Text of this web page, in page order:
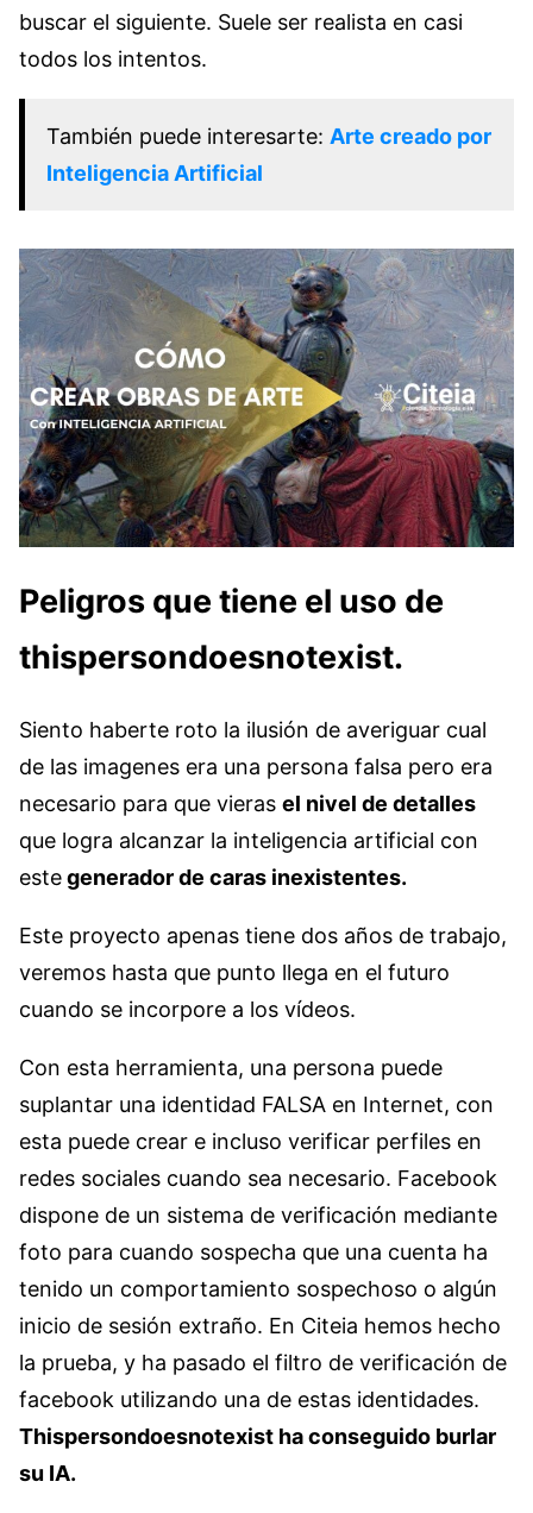
buscar el siguiente. Suele ser realista en casi
todos los intentos.
También puede interesarte: Arte creado por
Inteligencia Artificial
Peligros que tiene el uso de
thispersondoesnotexist.
Siento haberte roto la ilusión de averiguar cual
de las imagenes era una persona falsa pero era
necesario para que vieras el nivel de detalles
que logra alcanzar la inteligencia artificial con
estegenerador de caras inexistentes.
Este proyecto apenas tiene dos años de trabajo,
veremos hasta que punto llega en el futuro
cuando se incorpore a los vídeos.
Con esta herramienta, una persona puede
suplantar una identidad FALSA en Internet, con
esta puede crear e incluso verificar perfiles en
redes sociales cuando sea necesario. Facebook
dispone de un sistema de verificación mediante
foto para cuando sospecha que una cuenta ha
tenido un comportamiento sospechoso o algún
inicio de sesión extraño. En Citeia hemos hecho
la prueba, y ha pasado el filtro de verificación de
facebook utilizando una de estas identidades.
Thispersondoesnotexist ha conseguido burlar
su IA.